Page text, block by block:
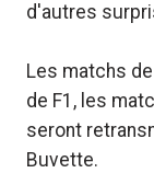
d'autres
Les matchs
de F1, les
seront
Buvette.